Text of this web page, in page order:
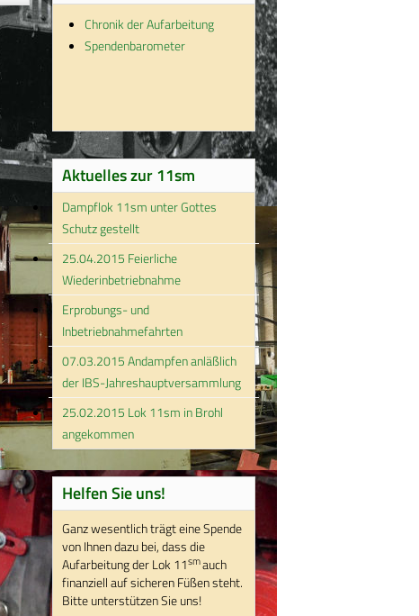
Chronik der Aufarbeitung
Spendenbarometer
Aktuelles zur 11sm
Dampflok 11sm unter Gottes
Schutz gestellt
25.04.2015 Feierliche
Wiederinbetriebnahme
Erprobungs- und
Inbetriebnahmefahrten
07.03.2015 Andampfen anläßlich
der IBS-Jahreshauptversammlung
25.02.2015 Lok 11sm in Brohl
angekommen
Helfen Sie uns!
Ganz wesentlich trägt eine Spende
von Ihnen dazu bei, dass die
Aufarbeitung der Lok 11smauch
finanziell auf sicheren Füßen steht.
Bitte unterstützen Sie uns!